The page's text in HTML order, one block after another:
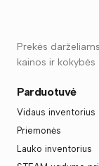
Prekės
kainos ir kokybės
Parduotuvė
Vidaus inventorius
Priemonės
Lauko inventorius